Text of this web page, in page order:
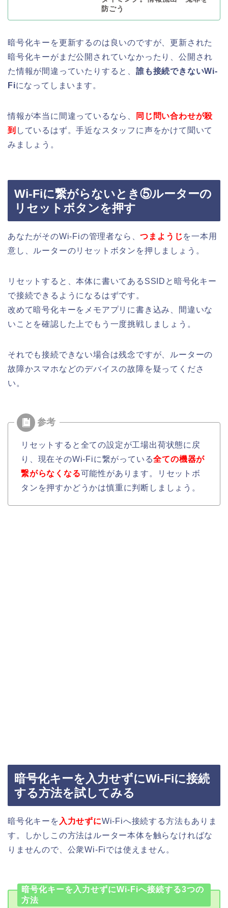
防ごう
暗号化キーを更新するのは良いのですが、更新された
暗号化キーがまだ公開されていなかったり、公開され
た情報が間違っていたりすると、 誰も接続できないWi-
Fiになってしまいます。
情報が本当に間違っているなら、
同じ問い合わせが殺
到 しているはず。手近なスタッフに声をかけて聞いて
みましょう。
Wi-Fiに繋がらないとき⑤ルーターの
リセットボタンを押す
あなたがそのWi-Fiの管理者なら、つまようじを一本用
意し、ルーターのリセットボタンを押しましょう。
リセットすると、本体に書いてあるSSIDと暗号化キー
で接続できるようになるはずです。
改めて暗号化キーをメモアプリに書き込み、間違いな
いことを確認した上でもう一度挑戦しましょう。
それでも接続できない場合は残念ですが、ルーターの
故障かスマホなどのデバイスの故障を疑ってくださ
い。
リセットすると全ての設定が工場出荷状態に戻
り、現在そのWi-Fiに繋がっている全ての機器が
繋がらなくなる可能性があります。リセットボ
タンを押すかどうかは慎重に判断しましょう。
暗号化キーを入力せずにWi-Fiに接続
する方法を試してみる
暗号化キーを 入力せずにWi-Fiへ接続する方法もありま
す。しかしこの方法はルーター本体を触らなければな
りませんので、公衆Wi-Fiでは使えません。
暗号化キーを入力せずにWi-Fiへ接続する3つの
方法